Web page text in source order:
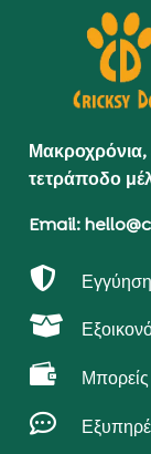
Μακροχρόνια,
τετράποδο
Email:


 Μπορείς
